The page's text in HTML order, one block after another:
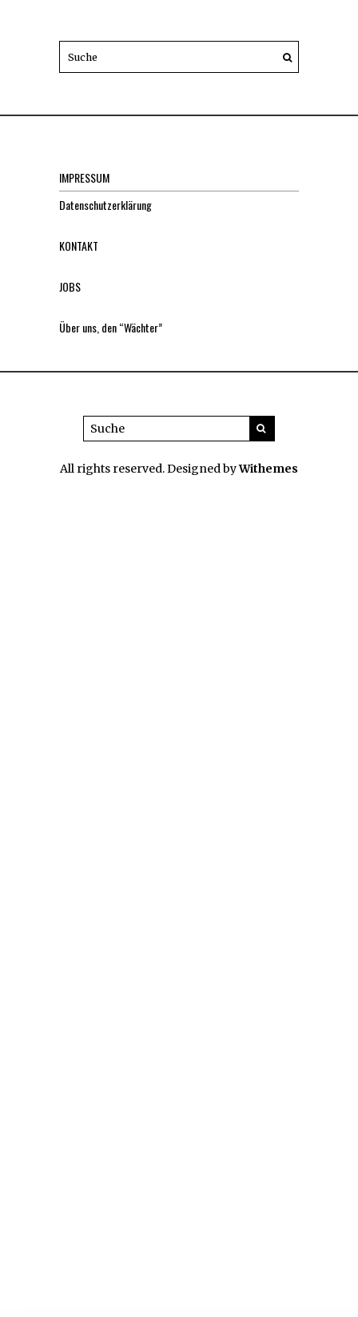
IMPRESSUM
Datenschutzerklärung
KONTAKT
JOBS
Über uns, den “Wächter”
All rights reserved. Designed byWithemes